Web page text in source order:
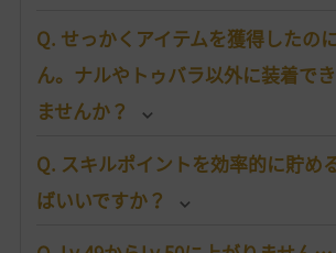
Q. せっかくアイテムを獲得したの
ん。ナルやトゥバラ以外に装着で
ませんか？
Q. スキルポイントを効率的に貯め
ばいいですか？